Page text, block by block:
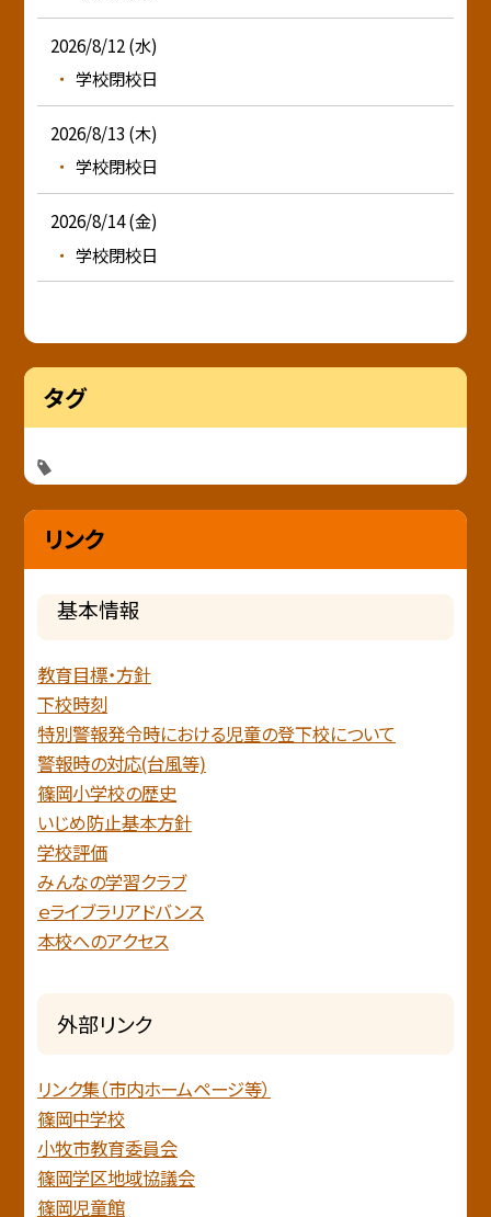
2026/8/12 (水)
学校閉校日
2026/8/13 (木)
学校閉校日
2026/8/14 (金)
学校閉校日
タグ
リンク
基本情報
教育目標・方針
下校時刻
特別警報発令時における児童の登下校について
警報時の対応(台風等)
篠岡小学校の歴史
いじめ防止基本方針
学校評価
みんなの学習クラブ
ｅライブラリアドバンス
本校へのアクセス
外部リンク
リンク集（市内ホームページ等）
篠岡中学校
小牧市教育委員会
篠岡学区地域協議会
篠岡児童館